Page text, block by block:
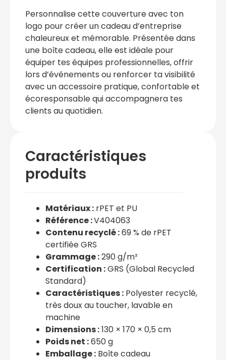
Personnalise cette couverture avec ton
logo pour créer un cadeau d’entreprise
chaleureux et mémorable. Présentée dans
une boîte cadeau, elle est idéale pour
équiper tes équipes professionnelles, offrir
lors d’événements ou renforcer ta visibilité
avec un accessoire pratique, confortable et
écoresponsable qui accompagnera tes
clients au quotidien.
Caractéristiques
produits
Matériaux : rPET et PU
Référence :V404063
Contenu recyclé :69 % de rPET
certifiée GRS
Grammage :290 g/m²
Certification :GRS (Global Recycled
Standard)
Caractéristiques : Polyester recyclé,
très doux au toucher, lavable en
machine
Dimensions :130 × 170 × 0,5 cm
Poids net :650 g
Emballage : Boîte cadeau